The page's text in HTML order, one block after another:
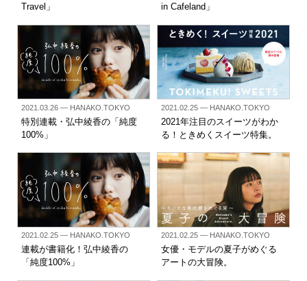
Travel」
in Cafeland」
2021.03.26— HANAKO.TOKYO
特別連載・弘中綾香の「純度
100%」
2021.02.25— HANAKO.TOKYO
2021年注目のスイーツがわか
る！ときめくスイーツ特集。
2021.02.25— HANAKO.TOKYO
連載が書籍化！弘中綾香の
「純度100%」
2021.02.25— HANAKO.TOKYO
女優・モデルの夏子がめぐる
アートの大冒険。